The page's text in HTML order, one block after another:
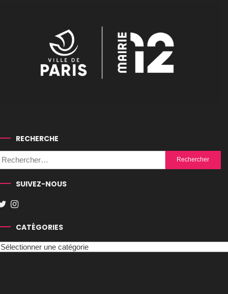
RECHERCHE
Rechercher :
SUIVEZ-NOUS
CATÉGORIES